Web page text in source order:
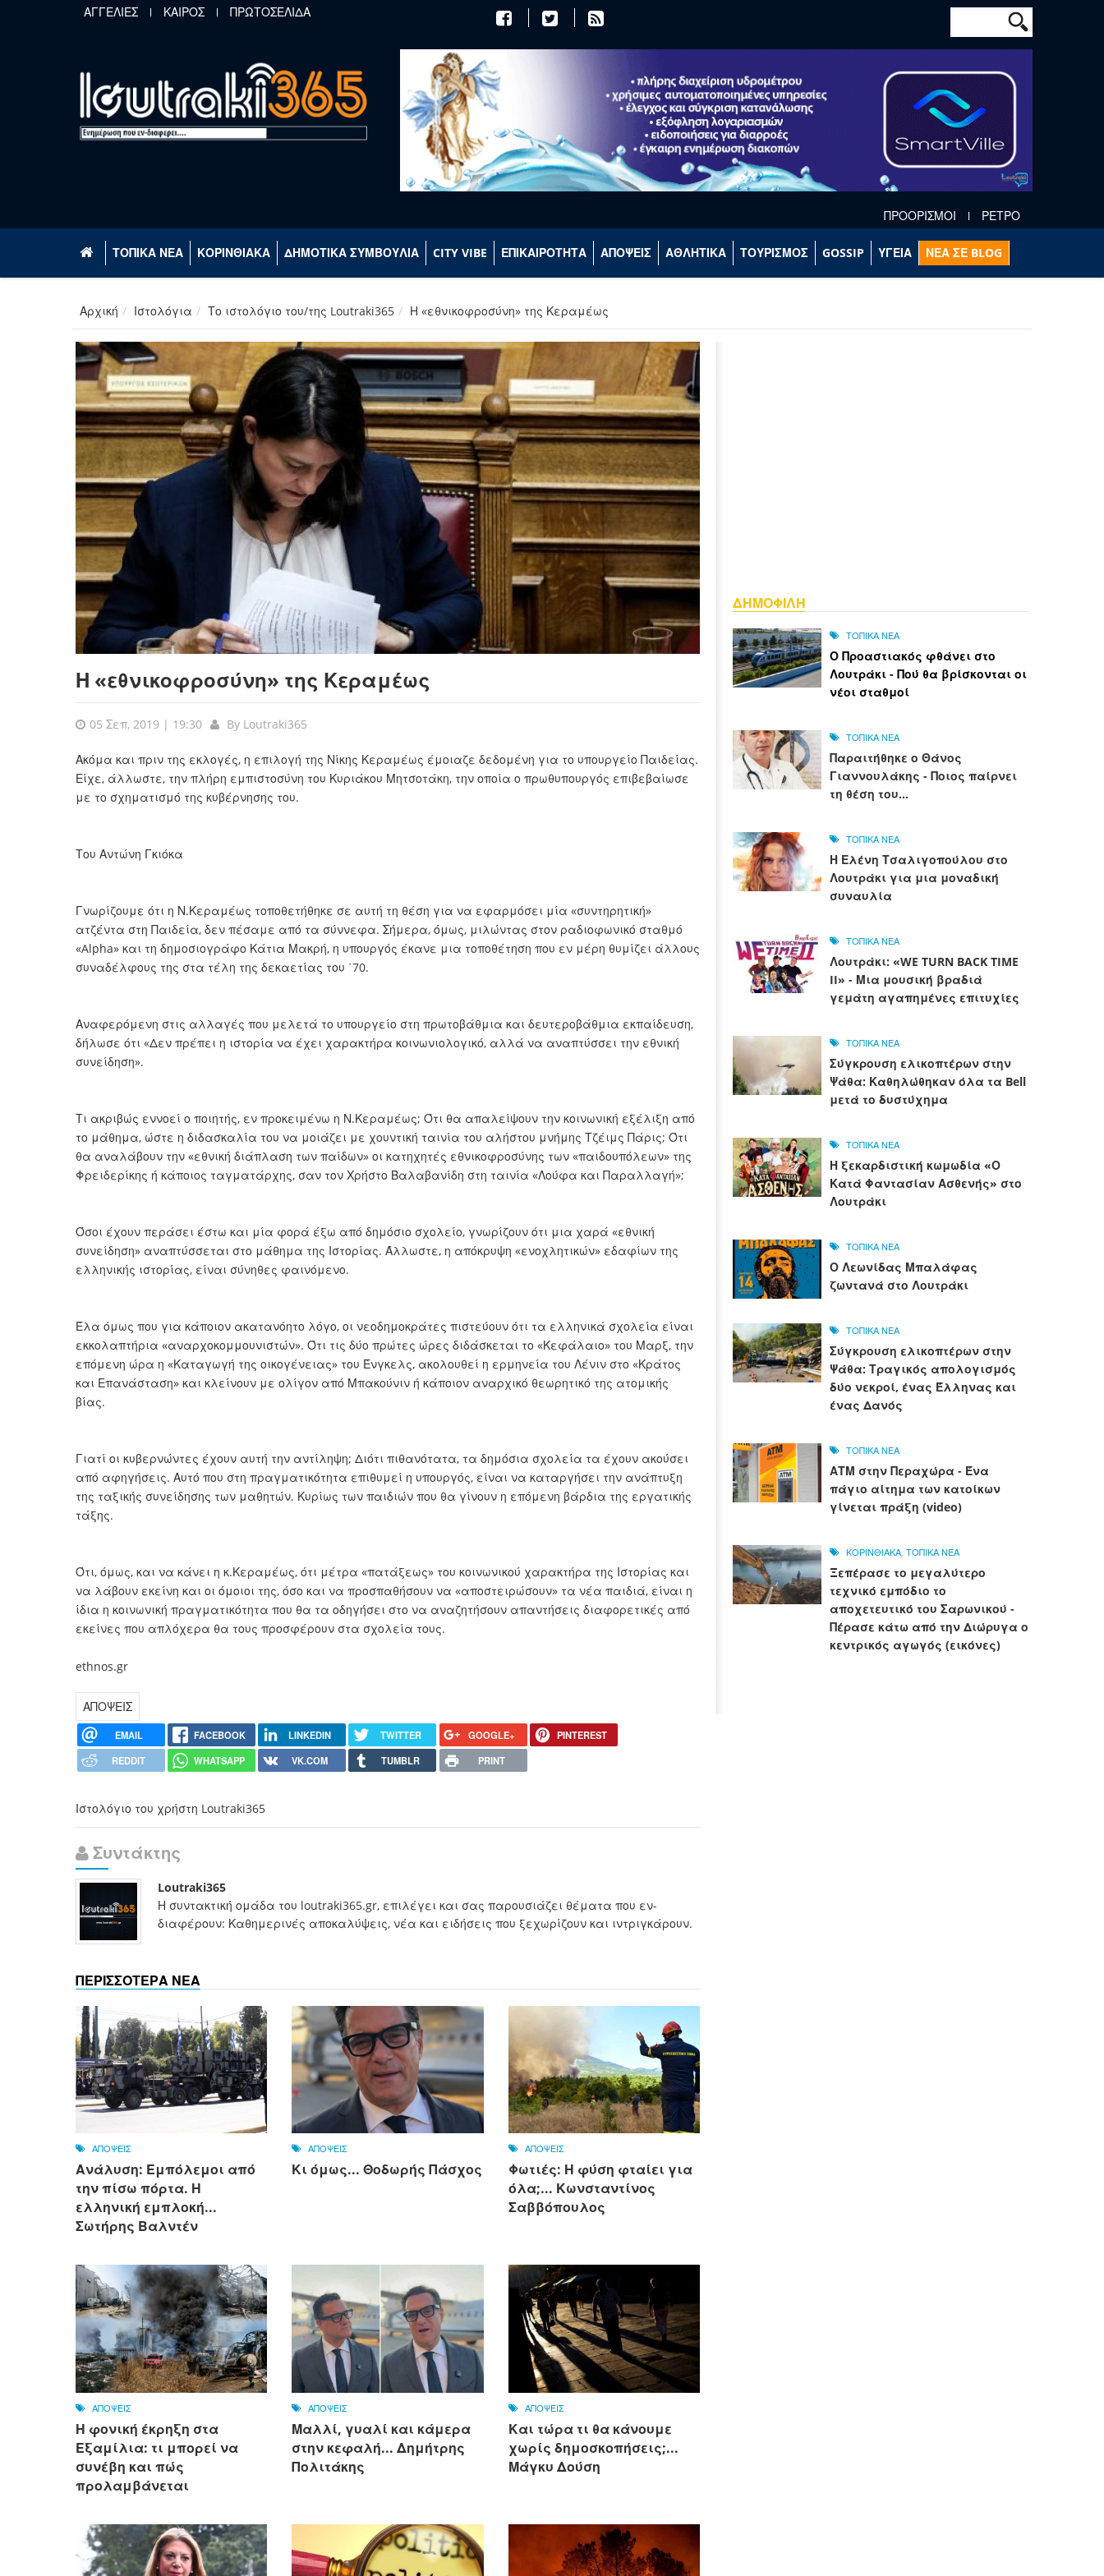
Παράκαμψη προς το κυρίως περιεχόμενο
ΑΓΓΕΛΙΕΣ ΚΑΙΡΟΣ ΠΡΩΤΟΣΕΛΙΔΑ Φόρμα
Αναζήτηση
ΠΡΟΟΡΙΣΜΟΙ ΡΕΤΡΟ
ΤΟΠΙΚΑ ΝΕΑ ΚΟΡΙΝΘΙΑΚΑ ΔΗΜΟΤΙΚΑ ΣΥΜΒΟΥΛΙΑ CITY VIBE ΕΠΙΚΑΙΡΟΤΗΤΑ ΑΠΟΨΕΙΣ ΑΘΛΗΤΙΚΑ ΤΟΥΡΙΣΜΟΣ GOSSIP ΥΓΕΙΑ ΝΕΑ ΣΕ BLOG
Αρχική Ιστολόγια Το ιστολόγιο του/της Loutraki365 Η «εθνικοφροσύνη» της Κεραμέως
Η «εθνικοφροσύνη» της Κεραμέως
05 Σεπ, 2019 | 19:30 By Loutraki365
Ακόμα και πριν της εκλογές, η επιλογή της Νίκης Κεραμέως έμοιαζε δεδομένη για το υπουργείο Παιδείας.
Είχε, άλλωστε, την πλήρη εμπιστοσύνη του Κυριάκου Μητσοτάκη, την οποία ο πρωθυπουργός επιβεβαίωσε
με το σχηματισμό της κυβέρνησης του.
Του Αντώνη Γκιόκα
Γνωρίζουμε ότι η Ν.Κεραμέως τοποθετήθηκε σε αυτή τη θέση για να εφαρμόσει μία «συντηρητική»
ατζέντα στη Παιδεία, δεν πέσαμε από τα σύννεφα. Σήμερα, όμως, μιλώντας στον ραδιοφωνικό σταθμό
«Alpha» και τη δημοσιογράφο Κάτια Μακρή, η υπουργός έκανε μια τοποθέτηση που εν μέρη θυμίζει άλλους
συναδέλφους της στα τέλη της δεκαετίας του ΄70.
Αναφερόμενη στις αλλαγές που μελετά το υπουργείο στη πρωτοβάθμια και δευτεροβάθμια εκπαίδευση,
δήλωσε ότι «Δεν πρέπει η ιστορία να έχει χαρακτήρα κοινωνιολογικό, αλλά να αναπτύσσει την εθνική
συνείδηση».
Τι ακριβώς εννοεί ο ποιητής, εν προκειμένω η Ν.Κεραμέως; Ότι θα απαλείψουν την κοινωνική εξέλιξη από
το μάθημα, ώστε η διδασκαλία του να μοιάζει με χουντική ταινία του αλήστου μνήμης Τζέιμς Πάρις; Ότι
θα αναλάβουν την «εθνική διάπλαση των παίδων» οι κατηχητές εθνικοφροσύνης των «παιδουπόλεων» της
Φρειδερίκης ή κάποιος ταγματάρχης, σαν τον Χρήστο Βαλαβανίδη στη ταινία «Λούφα και Παραλλαγή»;
Όσοι έχουν περάσει έστω και μία φορά έξω από δημόσιο σχολείο, γνωρίζουν ότι μια χαρά «εθνική
συνείδηση» αναπτύσσεται στο μάθημα της Ιστορίας. Άλλωστε, η απόκρυψη «ενοχλητικών» εδαφίων της
ελληνικής ιστορίας, είναι σύνηθες φαινόμενο.
Έλα όμως που για κάποιον ακατανόητο λόγο, οι νεοδημοκράτες πιστεύουν ότι τα ελληνικά σχολεία είναι
εκκολαπτήρια «αναρχοκομμουνιστών». Ότι τις δύο πρώτες ώρες διδάσκεται το «Κεφάλαιο» του Μαρξ, την
επόμενη ώρα η «Καταγωγή της οικογένειας» του Ένγκελς, ακολουθεί η ερμηνεία του Λένιν στο «Κράτος
και Επανάσταση» και κλείνουν με ολίγον από Μπακούνιν ή κάποιον αναρχικό θεωρητικό της ατομικής
βίας.
Γιατί οι κυβερνώντες έχουν αυτή την αντίληψη; Διότι πιθανότατα, τα δημόσια σχολεία τα έχουν ακούσει
από αφηγήσεις. Αυτό που στη πραγματικότητα επιθυμεί η υπουργός, είναι να καταργήσει την ανάπτυξη
της ταξικής συνείδησης των μαθητών. Κυρίως των παιδιών που θα γίνουν η επόμενη βάρδια της εργατικής
τάξης.
Ότι, όμως, και να κάνει η κ.Κεραμέως, ότι μέτρα «πατάξεως» του κοινωνικού χαρακτήρα της Ιστορίας και
να λάβουν εκείνη και οι όμοιοι της, όσο και να προσπαθήσουν να «αποστειρώσουν» τα νέα παιδιά, είναι η
ίδια η κοινωνική πραγματικότητα που θα τα οδηγήσει στο να αναζητήσουν απαντήσεις διαφορετικές από
εκείνες που απλόχερα θα τους προσφέρουν στα σχολεία τους.
ethnos.gr
ΑΠΟΨΕΙΣ
EMAIL FACEBOOK LINKEDIN TWITTER GOOGLE+
PINTEREST
REDDIT
WHATSAPP VK.COM TUMBLR PRINT
Ιστολόγιο του χρήστη Loutraki365
Συντάκτης
Loutraki365
Η συντακτική ομάδα του loutraki365.gr, επιλέγει και σας παρουσιάζει θέματα που εν-
διαφέρουν: Καθημερινές αποκαλύψεις, νέα και ειδήσεις που ξεχωρίζουν και ιντριγκάρουν.
ΠΕΡΙΣΣΟΤΕΡΑ ΝΕΑ
ΑΠΟΨΕΙΣ
Ανάλυση: Εμπόλεμοι από
την πίσω πόρτα. Η
ελληνική εμπλοκή...
Σωτήρης Βαλντέν
ΑΠΟΨΕΙΣ
Κι όμως... Θοδωρής Πάσχος
ΑΠΟΨΕΙΣ
Φωτιές: Η φύση φταίει για
όλα;... Κωνσταντίνος
Σαββόπουλος
ΑΠΟΨΕΙΣ
Η φονική έκρηξη στα
Εξαμίλια: τι μπορεί να
συνέβη και πώς
προλαμβάνεται
ΑΠΟΨΕΙΣ
Μαλλί, γυαλί και κάμερα
στην κεφαλή... Δημήτρης
Πολιτάκης
ΑΠΟΨΕΙΣ
Και τώρα τι θα κάνουμε
χωρίς δημοσκοπήσεις;...
Μάγκυ Δούση
ΔΗΜΟΦΙΛΗ
ΤΟΠΙΚΑ ΝΕΑ
Ο Προαστιακός φθάνει στο
Λουτράκι - Πού θα βρίσκονται οι
νέοι σταθμοί
ΤΟΠΙΚΑ ΝΕΑ
Παραιτήθηκε ο Θάνος
Γιαννουλάκης - Ποιος παίρνει
τη θέση του...
ΤΟΠΙΚΑ ΝΕΑ
Η Ελένη Τσαλιγοπούλου στο
Λουτράκι για μια μοναδική
συναυλία
ΤΟΠΙΚΑ ΝΕΑ
Λουτράκι: «WE TURN BACK TIME
II» - Μια μουσική βραδιά
γεμάτη αγαπημένες επιτυχίες
ΤΟΠΙΚΑ ΝΕΑ
Σύγκρουση ελικοπτέρων στην
Ψάθα: Καθηλώθηκαν όλα τα Bell
μετά το δυστύχημα
ΤΟΠΙΚΑ ΝΕΑ
Η ξεκαρδιστική κωμωδία «Ο
Κατά Φαντασίαν Ασθενής» στο
Λουτράκι
ΤΟΠΙΚΑ ΝΕΑ
Ο Λεωνίδας Μπαλάφας
ζωντανά στο Λουτράκι
ΤΟΠΙΚΑ ΝΕΑ
Σύγκρουση ελικοπτέρων στην
Ψάθα: Τραγικός απολογισμός
δύο νεκροί, ένας Έλληνας και
ένας Δανός
ΤΟΠΙΚΑ ΝΕΑ
ΑΤΜ στην Περαχώρα - Ένα
πάγιο αίτημα των κατοίκων
γίνεται πράξη (video)
ΚΟΡΙΝΘΙΑΚΑ, ΤΟΠΙΚΑ ΝΕΑ
Ξεπέρασε το μεγαλύτερο
τεχνικό εμπόδιο το
αποχετευτικό του Σαρωνικού -
Πέρασε κάτω από την Διώρυγα ο
κεντρικός αγωγός (εικόνες)